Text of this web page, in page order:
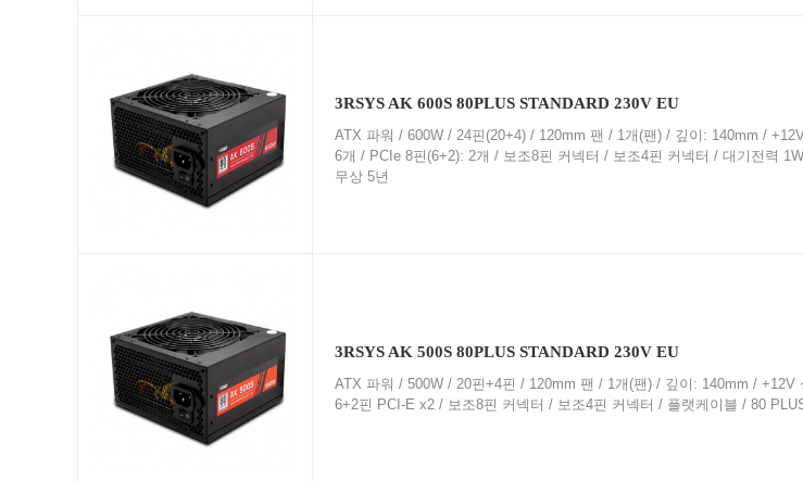
3RSYS AK 600S 80PLUS STANDARD 230V EU
ATX 파워 / 600W / 24핀(20+4) / 120mm 팬 / 1개(팬) / 깊이: 140mm /
6개 / PCIe 8핀(6+2): 2개 / 보조8핀 커넥터 / 보조4핀 커넥터 / 대기전력
무상 5년
3RSYS AK 500S 80PLUS STANDARD 230V EU
ATX 파워 / 500W / 20핀+4핀 / 120mm 팬 / 1개(팬) / 깊이: 140mm /
6+2핀 PCI-E x2 / 보조8핀 커넥터 / 보조4핀 커넥터 / 플랫케이블 / 80